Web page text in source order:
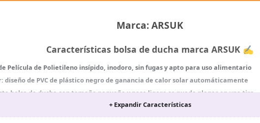
Marca: ARSUK
Características bolsa de ducha marca ARSUK ✍
Película de Polietileno insípido, inodoro, sin fugas y apto para uso alimentario
diseño de PVC de plástico negro de ganancia de calor solar automáticamente
bolsa de ducha con tamaño pequeño y peso ligero se puede plegar en una tira
cuando haces rafting, acampas al aire libre, pescas, cazas, etc
una manguera de 25” de fácil montaje, una alfombrilla antideslizante, un
+ Expandir Características